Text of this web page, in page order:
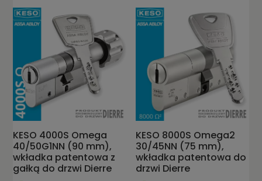
KESO 4000S Omega
40/50G1NN (90 mm),
wkładka patentowa z
gałką do drzwi Dierre
KESO 8000S Omega2
30/45NN (75 mm),
wkładka patentowa do
drzwi Dierre